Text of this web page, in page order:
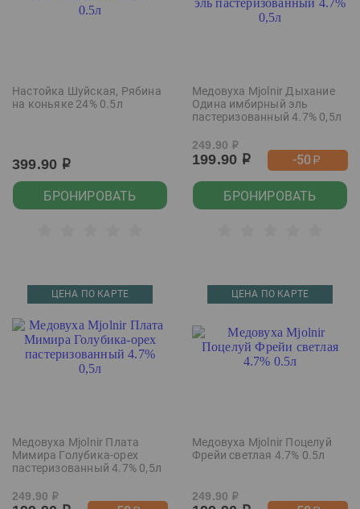
Настойка Шуйская, Рябина
на коньяке 24% 0.5л
399.90 р
БРОНИРОВАТЬ
Медовуха Mjolnir Дыхание
Одина имбирный эль
пастеризованный 4.7% 0,5л
249.90 р
199.90 р -50р
БРОНИРОВАТЬ
ЦЕНА ПО КАРТЕ
Медовуха Mjolnir Плата
Мимира Голубика-орех
пастеризованный 4.7% 0,5л
249.90 р
ЦЕНА ПО КАРТЕ
Медовуха Mjolnir Поцелуй
Фрейи светлая 4.7% 0.5л
249.90 р